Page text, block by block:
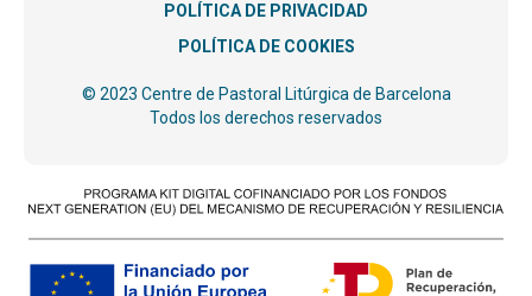
POLÍTICA DE PRIVACIDAD
POLÍTICA DE COOKIES
© 2023 Centre de Pastoral Litúrgica de Barcelona
Todos los derechos reservados